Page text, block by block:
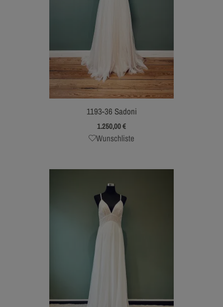
1193-36 Sadoni
1.250,00€
Wunschliste